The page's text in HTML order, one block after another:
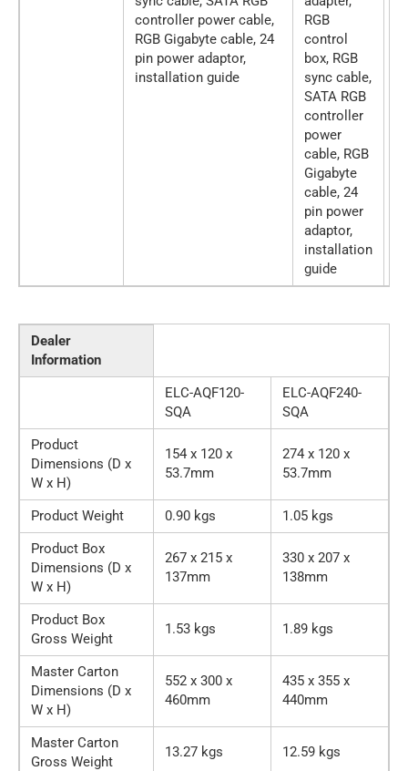
controller power cable,
RGB Gigabyte cable, 24
pin power adaptor,
installation guide
RGB
control
box, RGB
sync cable,
SATA RGB
controller
power
cable, RGB
Gigabyte
cable, 24
pin power
adaptor,
installation
guide
Dealer
Information
ELC-AQF120-
SQA
ELC-AQF240-
SQA
Product
Dimensions (D x
W x H)
154 x 120 x
53.7mm
274 x 120 x
53.7mm
Product Weight 0.90 kgs
1.05 kgs
Product Box
Dimensions (D x
W x H)
267 x 215 x
137mm
330 x 207 x
138mm
Product Box
Gross Weight
1.53 kgs 1.89 kgs
Master Carton
Dimensions (D x
W x H)
552 x 300 x
460mm
435 x 355 x
440mm
Master Carton
Gross Weight
13.27 kgs 12.59 kgs